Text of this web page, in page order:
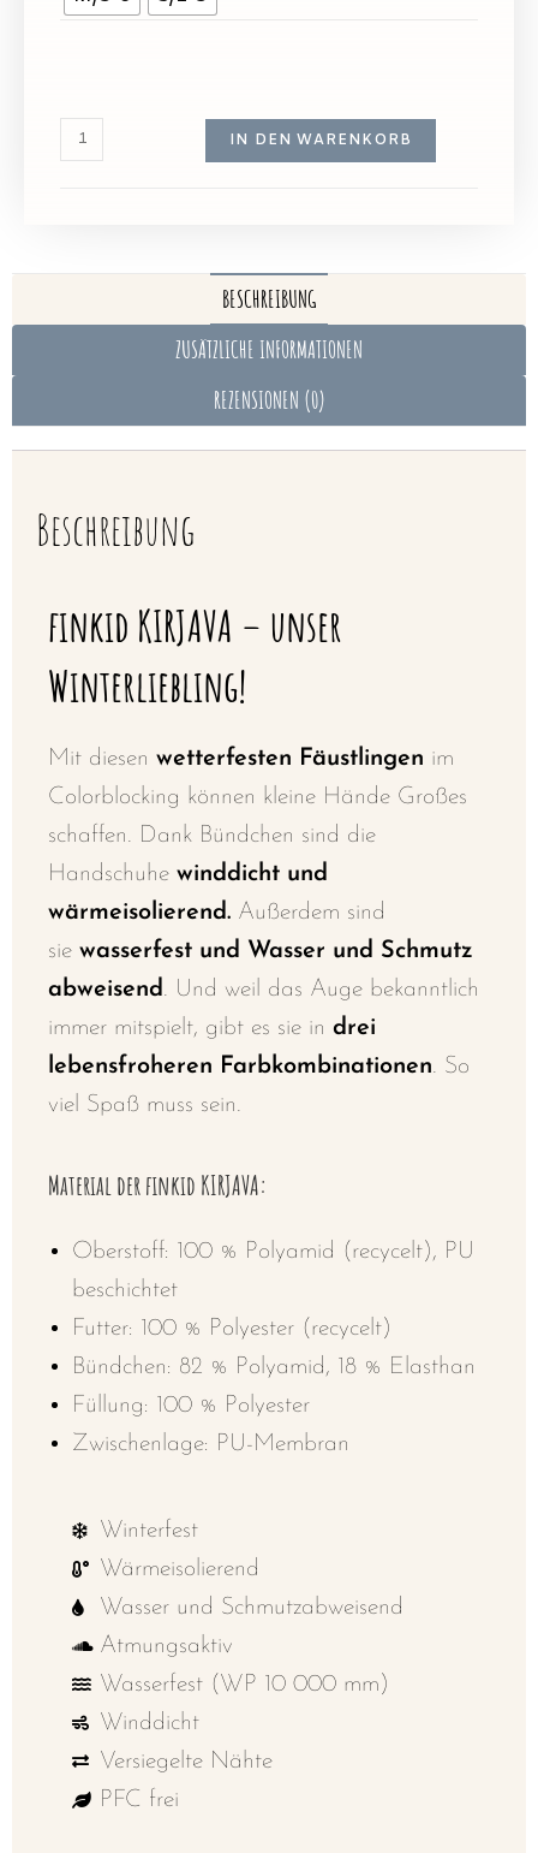
IN DEN WARENKORB
BESCHREIBUNG
ZUSÄTZLICHE INFORMATIONEN
REZENSIONEN (0)
Beschreibung
finkid KIRJAVA – unser
Winterliebling!
Mit diesen wetterfesten Fäustlingen im
Colorblocking können kleine Hände Großes
schaffen. Dank Bündchen sind die
Handschuhe winddicht und
wärmeisolierend. Außerdem sind
sie wasserfest und Wasser und Schmutz
abweisend. Und weil das Auge bekanntlich
immer mitspielt, gibt es sie in drei
lebensfroheren Farbkombinationen. So
viel Spaß muss sein.
Material der finkid KIRJAVA:
Oberstoff: 100 % Polyamid (recycelt), PU
beschichtet
Futter: 100 % Polyester (recycelt)
Bündchen: 82 % Polyamid, 18 % Elasthan
Füllung: 100 % Polyester
Zwischenlage: PU-Membran
Winterfest
Wärmeisolierend
Wasser und Schmutzabweisend
Atmungsaktiv
Wasserfest (WP 10 000 mm)
Winddicht
Versiegelte Nähte
PFC frei